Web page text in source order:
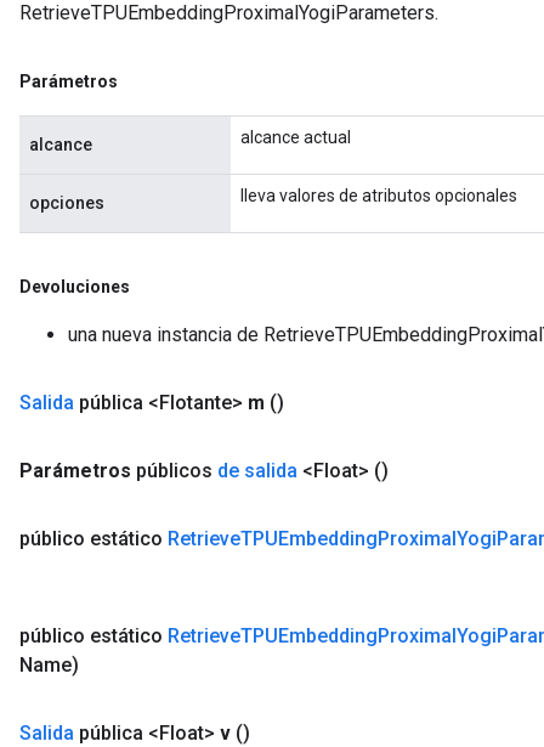
RetrieveTPUEmbeddingProximalYogiParameters.
Parámetros
alcance alcance actual
opciones lleva valores de atributos opcionales
Devoluciones
una nueva instancia de
Salida pública <Flotante> m ()
Parámetros públicos de salida <Float> ()
público estático RetrieveTPUEmbeddingProximalYogi
público estático RetrieveTPUEmbeddingProximalYogi
Name)
Salida pública <Float> v ()